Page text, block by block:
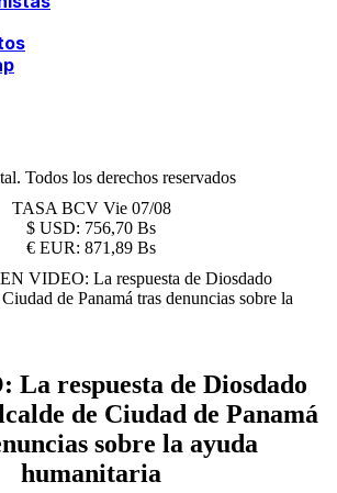
Todos los derechos reservados
TASA BCV Vie 07/08
$ USD: 756,70 Bs
€ EUR: 871,89 Bs
EN VIDEO: La respuesta de Diosdado
de Panamá tras denuncias sobre la
La respuesta de Diosdado
de Ciudad de Panamá
sobre la ayuda
humanitaria